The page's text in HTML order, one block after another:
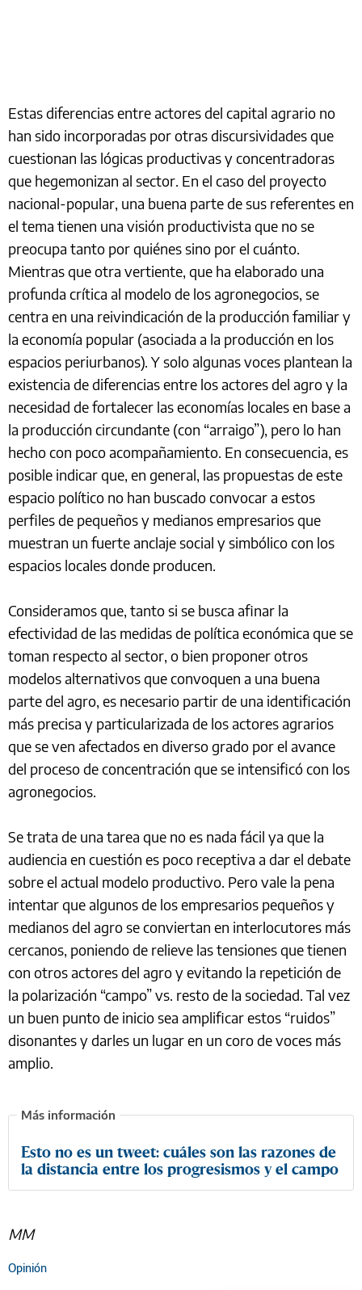
Estas diferencias entre actores del capital agrario no
han sido incorporadas por otras discursividades que
cuestionan las lógicas productivas y concentradoras
que hegemonizan al sector. En el caso del proyecto
nacional-popular, una buena parte de sus referentes en
el tema tienen una visión productivista que no se
preocupa tanto por quiénes sino por el cuánto.
Mientras que otra vertiente, que ha elaborado una
profunda crítica al modelo de los agronegocios, se
centra en una reivindicación de la producción familiar y
la economía popular (asociada a la producción en los
espacios periurbanos). Y solo algunas voces plantean la
existencia de diferencias entre los actores del agro y la
necesidad de fortalecer las economías locales en base a
la producción circundante (con “arraigo”), pero lo han
hecho con poco acompañamiento. En consecuencia, es
posible indicar que, en general, las propuestas de este
espacio político no han buscado convocar a estos
perfiles de pequeños y medianos empresarios que
muestran un fuerte anclaje social y simbólico con los
espacios locales donde producen.
Consideramos que, tanto si se busca afinar la
efectividad de las medidas de política económica que se
toman respecto al sector, o bien proponer otros
modelos alternativos que convoquen a una buena
parte del agro, es necesario partir de una identificación
más precisa y particularizada de los actores agrarios
que se ven afectados en diverso grado por el avance
del proceso de concentración que se intensificó con los
agronegocios.
Se trata de una tarea que no es nada fácil ya que la
audiencia en cuestión es poco receptiva a dar el debate
sobre el actual modelo productivo. Pero vale la pena
intentar que algunos de los empresarios pequeños y
medianos del agro se conviertan en interlocutores más
cercanos, poniendo de relieve las tensiones que tienen
con otros actores del agro y evitando la repetición de
la polarización “campo” vs. resto de la sociedad. Tal vez
un buen punto de inicio sea amplificar estos “ruidos”
disonantes y darles un lugar en un coro de voces más
amplio.
Esto no es un tweet: cuáles son las razones de
la distancia entre los progresismos y el campo
MM
Opinión